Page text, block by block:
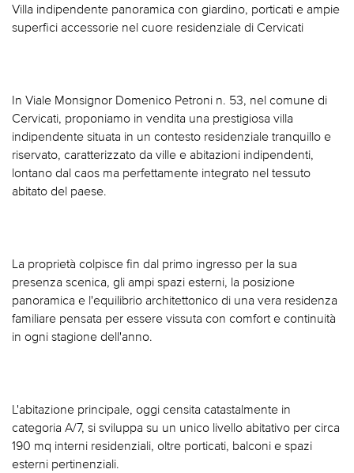
Villa indipendente panoramica con giardino, porticati e ampie
superfici accessorie nel cuore residenziale di Cervicati
In Viale Monsignor Domenico Petroni n. 53, nel comune di
Cervicati, proponiamo in vendita una prestigiosa villa
indipendente situata in un contesto residenziale tranquillo e
riservato, caratterizzato da ville e abitazioni indipendenti,
lontano dal caos ma perfettamente integrato nel tessuto
abitato del paese.
La proprietà colpisce fin dal primo ingresso per la sua
presenza scenica, gli ampi spazi esterni, la posizione
panoramica e l'equilibrio architettonico di una vera residenza
familiare pensata per essere vissuta con comfort e continuità
in ogni stagione dell'anno.
L'abitazione principale, oggi censita catastalmente in
categoria A/7, si sviluppa su un unico livello abitativo per circa
190 mq interni residenziali, oltre porticati, balconi e spazi
esterni pertinenziali.